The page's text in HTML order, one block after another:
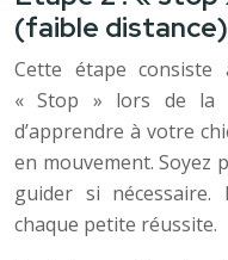
(faible distance)
Cette étape consiste
« Stop » lors de la
d’apprendre à votre
en mouvement. Soyez
guider si nécessaire.
chaque petite réussite.